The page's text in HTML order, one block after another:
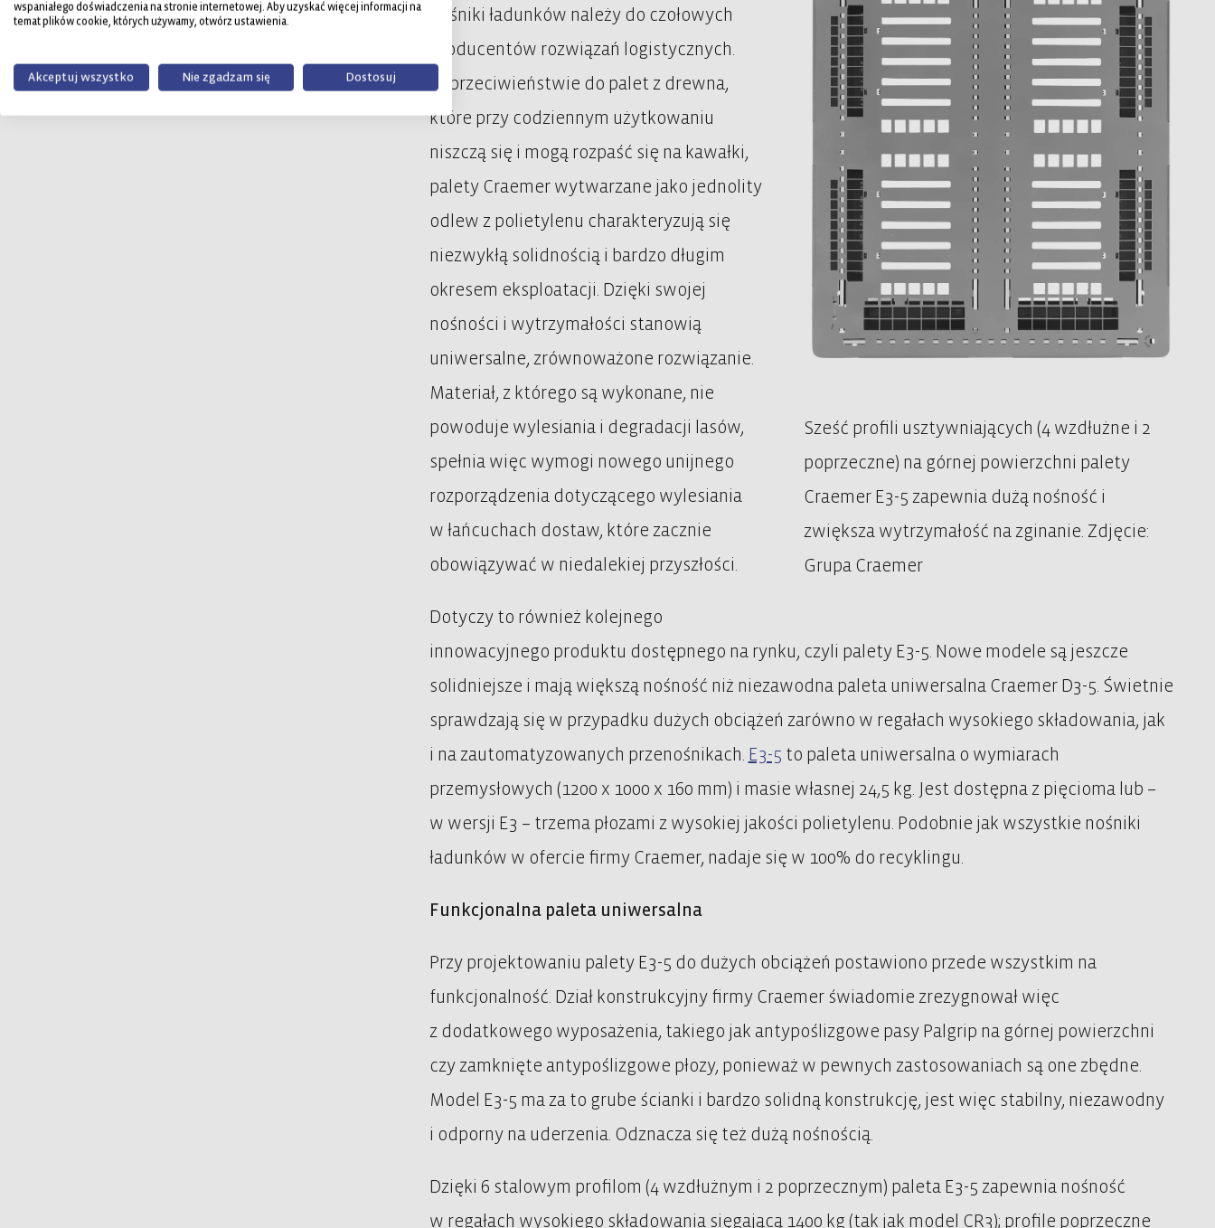
Sześć profili usztywniających (4 wzdłużne i 2
poprzeczne) na górnej powierzchni palety
Craemer E3-5 zapewnia dużą nośność i
zwiększa wytrzymałość na zginanie. Zdjęcie:
Grupa Craemer
nośniki ładunków należy do czołowych
producentów rozwiązań logistycznych.
W przeciwieństwie do palet z drewna,
które przy codziennym użytkowaniu
niszczą się i mogą rozpaść się na kawałki,
palety Craemer wytwarzane jako jednolity
odlew z polietylenu charakteryzują się
niezwykłą solidnością i bardzo długim
okresem eksploatacji. Dzięki swojej
nośności i wytrzymałości stanowią
uniwersalne, zrównoważone rozwiązanie.
Materiał, z którego są wykonane, nie
powoduje wylesiania i degradacji lasów,
spełnia więc wymogi nowego unijnego
rozporządzenia dotyczącego wylesiania
w łańcuchach dostaw, które zacznie
obowiązywać w niedalekiej przyszłości.
Dotyczy to również kolejnego
innowacyjnego produktu dostępnego na rynku, czyli palety E3-5. Nowe modele są jeszcze
solidniejsze i mają większą nośność niż niezawodna paleta uniwersalna Craemer D3-5. Świetnie
sprawdzają się w przypadku dużych obciążeń zarówno w regałach wysokiego składowania, jak
i na zautomatyzowanych przenośnikach. E3-5 to paleta uniwersalna o wymiarach
przemysłowych (1200 x 1000 x 160 mm) i masie własnej 24,5 kg. Jest dostępna z pięcioma lub –
w wersji E3 – trzema płozami z wysokiej jakości polietylenu. Podobnie jak wszystkie nośniki
ładunków w ofercie firmy Craemer, nadaje się w 100% do recyklingu.
Funkcjonalna paleta uniwersalna
Przy projektowaniu palety E3-5 do dużych obciążeń postawiono przede wszystkim na
funkcjonalność. Dział konstrukcyjny firmy Craemer świadomie zrezygnował więc
z dodatkowego wyposażenia, takiego jak antypoślizgowe pasy Palgrip na górnej powierzchni
czy zamknięte antypoślizgowe płozy, ponieważ w pewnych zastosowaniach są one zbędne.
Model E3-5 ma za to grube ścianki i bardzo solidną konstrukcję, jest więc stabilny, niezawodny
i odporny na uderzenia. Odznacza się też dużą nośnością.
Dzięki 6 stalowym profilom (4 wzdłużnym i 2 poprzecznym) paleta E3-5 zapewnia nośność
w regałach wysokiego składowania sięgającą 1400 kg (tak jak model CR3); profile poprzeczne
wspaniałego doświadczenia na stronie internetowej. Aby uzyskać więcej informacji na
temat plików cookie, których używamy, otwórz ustawienia.
Akceptuj wszystko Nie zgadzam się Dostosuj